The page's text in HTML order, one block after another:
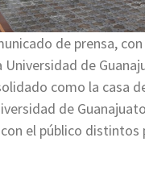
de prensa, con
Universidad de
como la casa
de
el público distintos